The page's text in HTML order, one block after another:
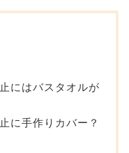
にはバスタオルが
に手作りカバー？